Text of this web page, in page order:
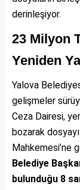
derinleşiyor.
23 Milyon
Yeniden
Yalova
gelişmeler
Ceza Dairesi,
bozarak
Mahkemesi’ne
Belediye
bulunduğu 8